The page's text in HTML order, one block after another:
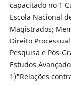
capacitado no 1
Escola Nacional
Magistrados;
Direito
Pesquisa e Pós-
Estudos
1)"Relações